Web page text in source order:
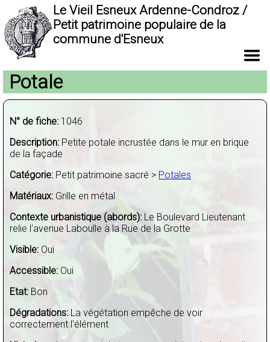
Le Vieil Esneux Ardenne-Condroz /
Petit patrimoine populaire de la
commune d'Esneux
Potale
N° de fiche: 1046
Description: Petite potale incrustée dans le mur en brique
de la façade
Catégorie: Petit patrimoine sacré > Potales
Matériaux: Grille en métal
Contexte urbanistique (abords): Le Boulevard Lieutenant
relie l'avenue Laboulle à la Rue de la Grotte
Visible: Oui
Accessible: Oui
Etat: Bon
Dégradations: La végétation empêche de voir
correctement l'élément